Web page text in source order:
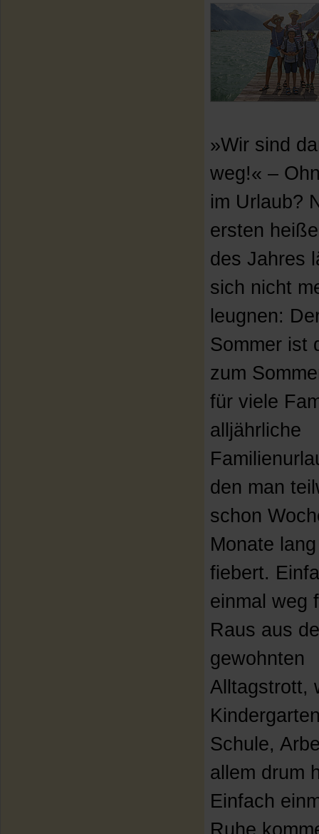
»Wir sind
weg!« –
im Urlaub?
ersten
des Jahres
sich nicht
leugnen:
Sommer ist
zum
für viele
alljährliche
den man
schon
Monate
fiebert.
einmal weg
Raus aus
gewohnten
Alltagstrott,
Schule,
allem drum
Einfach
Ruhe